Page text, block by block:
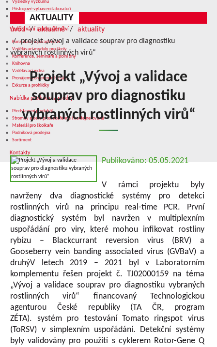
Výsledky výzkumu
Přístrojové vybavení laboratoří
Služby v oblasti výzkumu
Vzdělávání a poradenství
Konzultace a poradenství
Vzdělávací moduly pro školy
Konference, semináře a polní dny
Knihovna
Vzdělávací videa
Pronájem konferenčního sálu
Exkurze a prohlídky
Nabídka produkce a prodej
Představení produktů
Stromky a keře prostokořenné i kontejnerované
Materiál pro školkaře
Podniková prodejna
Sortiment
Kontakty
AKTUALITY
úvod aktuálně
aktuality
projekt „vývoj a validace souprav pro diagnostiku
vybraných rostlinných virů“
Projekt „Vývoj a validace
souprav pro diagnostiku
vybraných rostlinných virů“
Publikováno: 05.05.2021
V rámci projektu byly
navrženy dva diagnostické systémy pro detekci
rostlinných virů na principu real-time PCR. První
diagnostický systém byl navržen v multiplexním
uspořádání pro viry, které mohou infikovat rostliny
rybízu – Blackcurrant reversion virus (BRV) a
Gooseberry vein banding associated virus (GVBaV) a
druhýV letech 2019 – 2021 byl v Laboratorním
komplementu řešen projekt č. TJ02000159 na téma
„Vývoj a validace souprav pro diagnostiku vybraných
rostlinných virů“ financovaný Technologickou
agenturou České republiky (TA ČR, program
ZÉTA). systém pro testování Tomato ringspot virus
(ToRSV) v simplexním uspořádání. Detekční systémy
byly validovány pro použití s cyklerem Rotor-Gene Q